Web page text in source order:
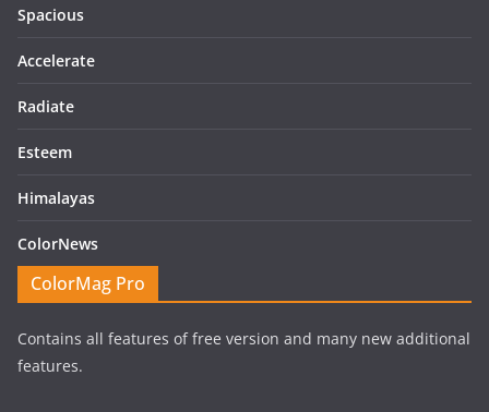
Spacious
Accelerate
Radiate
Esteem
Himalayas
ColorNews
ColorMag Pro
Contains all features of free version and many new additional
features.